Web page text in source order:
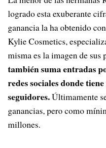
logrado esta exuberante
ganancia la ha obtenido
Kylie Cosmetics,
misma es la imagen de sus
también suma entradas
redes sociales donde
seguidores.Últimamente
ganancias, pero como
millones.